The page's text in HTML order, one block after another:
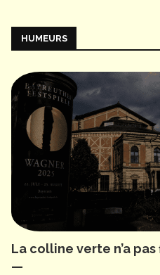
HUMEURS
La colline verte n’a
—